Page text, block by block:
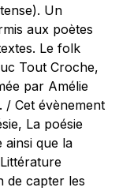
Un
aux poètes
Le folk
Tout Croche,
par Amélie
/ Cet évènement
La poésie
ainsi que la
de capter les